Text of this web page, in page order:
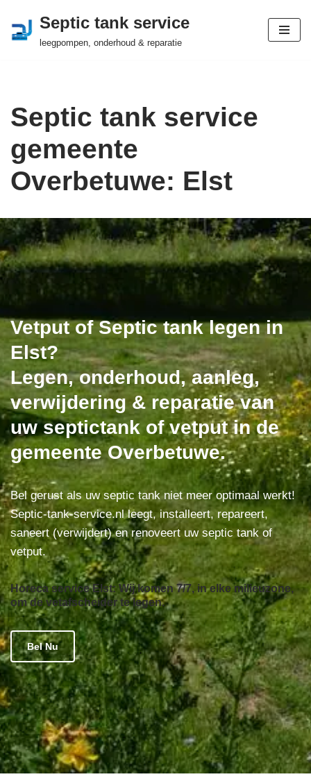
Ga
Septic tank service
leegpompen, onderhoud & reparatie
Septic tank service
gemeente
Overbetuwe: Elst
Vetput of Septic tank legen in
Elst?
Legen, onderhoud, aanleg,
verwijdering & reparatie van
uw septictank of vetput in de
gemeente Overbetuwe.
Bel gerust als uw septic tank niet meer optimaal werkt!
Septic-tank-service.nl leegt, installeert, repareert,
saneert (verwijdert) en renoveert uw septic tank of
vetput.
Horeca service Elst: Wij komen 7/7, in elke milieuzone,
om de vetafscheider te legen.
Bel Nu